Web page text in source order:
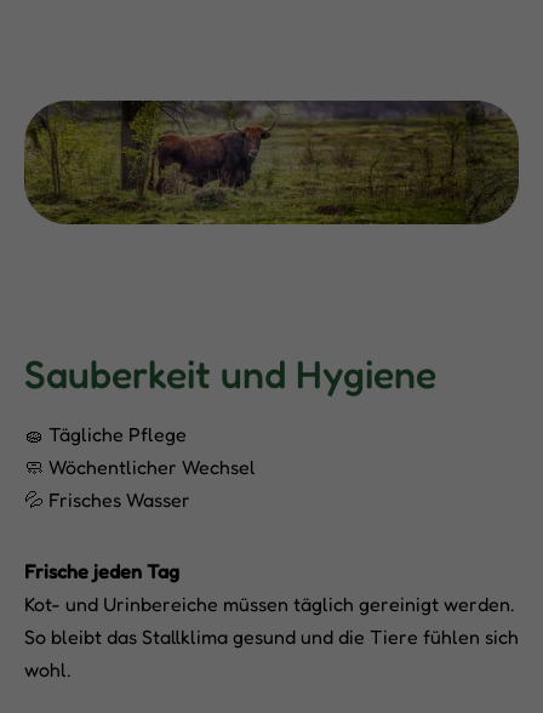
Sauberkeit und Hygiene
🧽 Tägliche Pflege
🧼 Wöchentlicher Wechsel
💦 Frisches Wasser
Frische jeden Tag
Kot- und Urinbereiche müssen täglich gereinigt werden.
So bleibt das Stallklima gesund und die Tiere fühlen sich
wohl.